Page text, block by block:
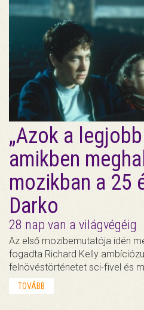
„Azok a
amikben
mozikban a 25
Darko
28 nap van a világvégéig
Az első mozibemutatója idén
fogadta Richard Kelly
felnövéstörténetet sci-fivel és
TOVÁBB